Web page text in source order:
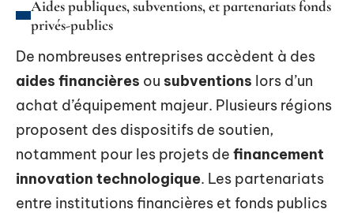
Aides publiques, subventions, et partenariats fonds
privés-publics
De nombreuses entreprises accèdent à des
aides financières ou subventions lors d’un
achat d’équipement majeur. Plusieurs régions
proposent des dispositifs de soutien,
notamment pour les projets de financement
innovation technologique. Les partenariats
entre institutions financières et fonds publics